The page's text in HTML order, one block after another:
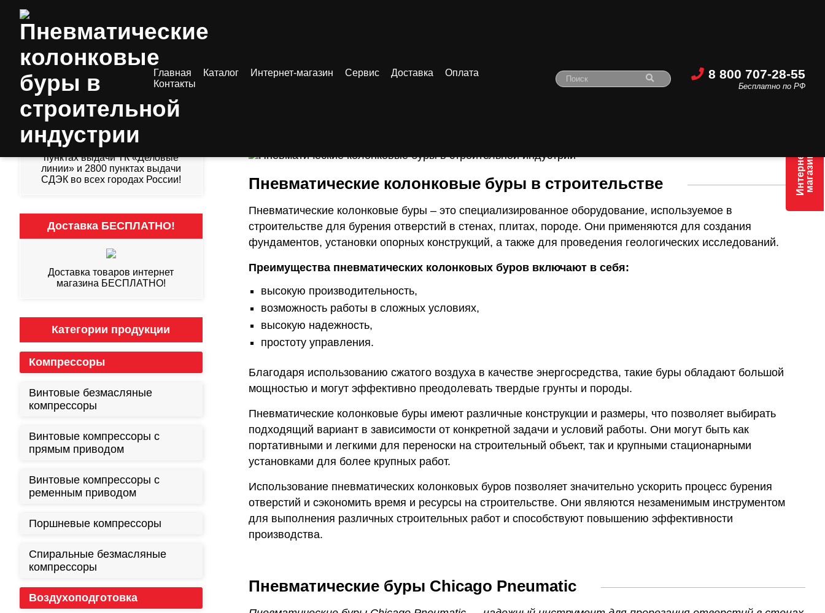
Главная Каталог Интернет-магазин Сервис Доставка
Оплата
Контакты
8 800 707-28-55
Бесплатно по РФ
3000 пунктов выдачи!
Получить оборудование и
инструменты Вы можете в 238
пунктах выдачи ТК «Деловые
линии» и 2800 пунктах выдачи
СДЭК во всех городах России!
Доставка БЕСПЛАТНО!
Доставка товаров интернет
магазина БЕСПЛАТНО!
Категории продукции
Компрессоры
Винтовые безмасляные
компрессоры
Винтовые компрессоры с
прямым приводом
Винтовые компрессоры с
ременным приводом
Поршневые компрессоры
Спиральные безмасляные
компрессоры
Воздухоподготовка
Пневматические колонковые буры в строительстве
Пневматические колонковые буры – это специализированное оборудование, используемое в
строительстве для бурения отверстий в стенах, плитах, породе. Они применяются для создания
фундаментов, установки опорных конструкций, а также для проведения геологических исследований.
Преимущества пневматических колонковых буров включают в себя:
высокую производительность,
возможность работы в сложных условиях,
высокую надежность,
простоту управления.
Благодаря использованию сжатого воздуха в качестве энергосредства, такие буры обладают большой
мощностью и могут эффективно преодолевать твердые грунты и породы.
Пневматические колонковые буры имеют различные конструкции и размеры, что позволяет выбирать
подходящий вариант в зависимости от конкретной задачи и условий работы. Они могут быть как
портативными и легкими для переноски на строительный объект, так и крупными стационарными
установками для более крупных работ.
Использование пневматических колонковых буров позволяет значительно ускорить процесс бурения
отверстий и сэкономить время и ресурсы на строительстве. Они являются незаменимым инструментом
для выполнения различных строительных работ и способствуют повышению эффективности
производства.
Пневматические буры Chicago Pneumatic
Интернетмагазин